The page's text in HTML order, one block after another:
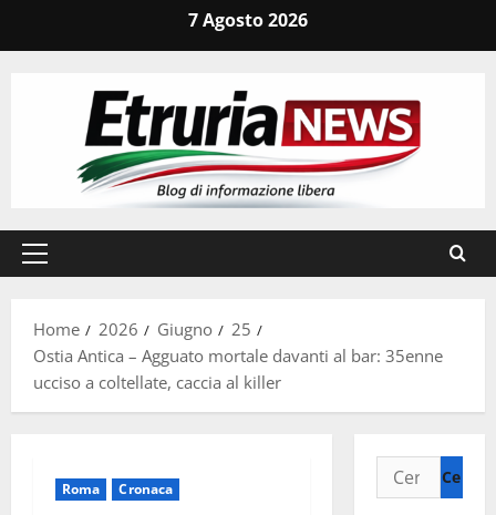
7 Agosto 2026
Menu
Home
2026 Giugno
25
Ostia Antica – Agguato mortale davanti al bar: 35enne
ucciso a coltellate, caccia al killer
Roma Cronaca
Ricerca
per: